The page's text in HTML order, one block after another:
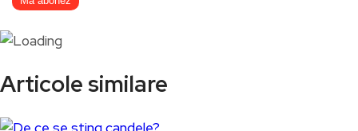
Articole similare